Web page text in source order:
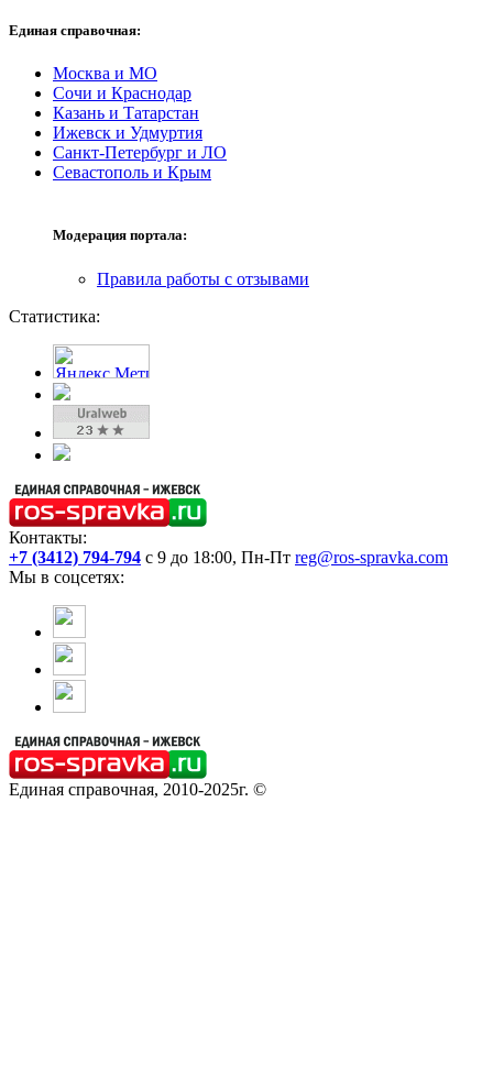
Единая справочная:
Москва и МО
Сочи и Краснодар
Казань и Татарстан
Ижевск и Удмуртия
Санкт-Петербург и ЛО
Севастополь и Крым
Модерация портала:
Правила работы с отзывами
Статистика:
Контакты:
+7 (3412) 794-794 с 9 до 18:00, Пн-Пт reg@ros-spravka.com
Мы в соцсетях:
Единая справочная, 2010-2025г. ©